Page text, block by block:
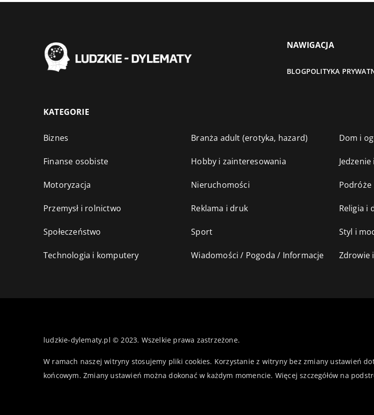
NAWIGACJA
BLOGPOLITYKA
KATEGORIE
Biznes Branża adult (erotyka, hazard) Dom i
Finanse osobiste Hobby i zainteresowania
Motoryzacja Nieruchomości Podróże
Przemysł i rolnictwo Reklama i druk Religia i
Społeczeństwo Sport Styl i
Technologia i komputery Wiadomości / Pogoda / Informacje Zdrowie
ludzkie-dylematy.pl © 2023. Wszelkie prawa zastrzeżone.
W ramach naszej witryny stosujemy pliki cookies. Korzystanie z witryny bez zmiany ustawień
końcowym. Zmiany ustawień można dokonać w każdym momencie. Więcej szczegółów na